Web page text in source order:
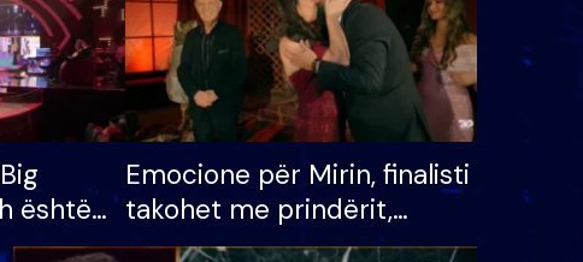
është
shtëpinë
Emocione për Mirin, finalisti
takohet me prindërit,
vajzën dhe bashkëshorten: